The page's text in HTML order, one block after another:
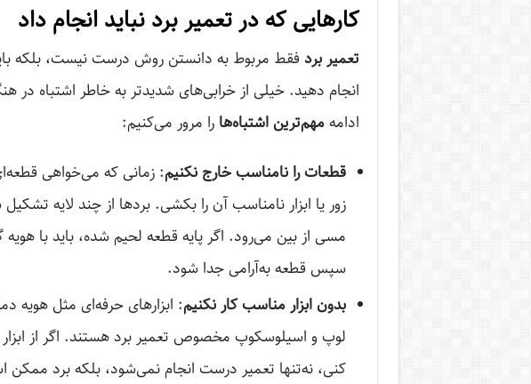
کارهایی که در تعمیر برد نباید انجام داد
تعمیر برد فقط مربوط به دانستن روش درست نیست، بلکه باید
انجام دهید. خیلی از خرابی‌های شدیدتر به خاطر اشتباه در
ادامهمهم‌ترین اشتباه‌ها را مرور می‌کنیم:
قطعات را نامناسب خارج نکنیم: زمانی که می‌خواهی قطعه‌ای
زور یا ابزار نامناسب آن را بکشی. بردها از چند لایه
مسی از بین می‌رود. اگر پایه قطعه لحیم شده، باید با
سپس قطعه به‌آرامی جدا شود.
بدون ابزار مناسب کار نکنیم: ابزارهای حرفه‌ای مثل هویه
لوپ و اسیلوسکوپ مخصوص تعمیر برد هستند. اگر از
کنی، نه‌تنها تعمیر درست انجام نمی‌شود، بلکه برد